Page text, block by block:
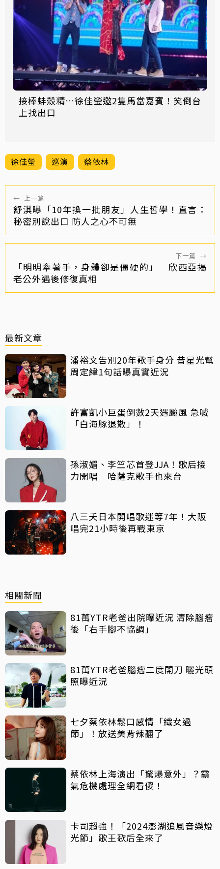
接棒蚌殼精…徐佳瑩邀2隻馬當嘉賓！笑倒台
上找出口
徐佳瑩 巡演 蔡依林
← 上一篇
舒淇曝「10年換一批朋友」人生哲學！直言：
秘密別說出口 防人之心不可無
下一篇 →
「明明牽著手，身體卻是僵硬的」 欣西亞揭
老公外遇後修復真相
最新文章
潘裕文告別20年歌手身分 昔星光幫
周定緯1句話曝真實近況
許富凱小巨蛋倒數2天遇颱風 急喊
「白海豚退散」！
孫淑媚、李竺芯首登JJA！歌后接
力開唱 哈薩克歌手也來台
八三夭日本開唱歌迷等7年！大阪
唱完21小時後再戰東京
相關新聞
81萬YTR老爸出院曝近況 清除腦瘤
後「右手腳不協調」
81萬YTR老爸腦瘤二度開刀 曬光頭
照曝近況
七夕蔡依林鬆口感情「織女過
節」！放送美背辣翻了
蔡依林上海演出「驚爆意外」？霸
氣危機處理全網看傻！
卡司超強！「2024澎湖追風音樂燈
光節」歌王歌后全來了